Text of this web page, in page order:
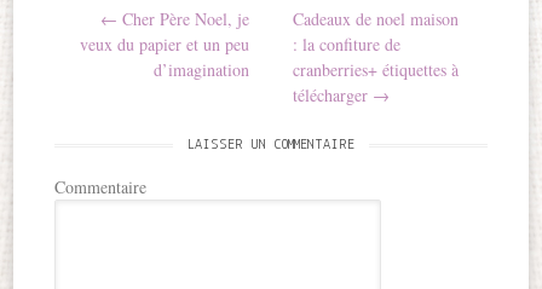
Post navigation
← Cher Père Noel, je
veux du papier et un peu
d’imagination
Cadeaux de noel maison
: la confiture de
cranberries+ étiquettes à
télécharger →
LAISSER UN COMMENTAIRE
Commentaire